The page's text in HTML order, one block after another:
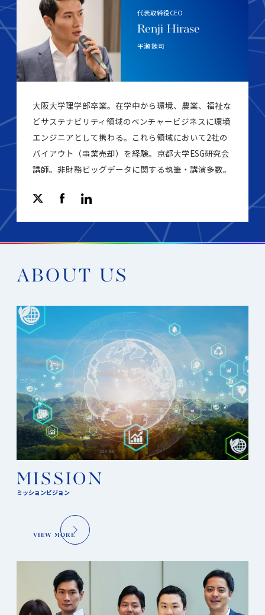
代表取締役CEO
Renji Hirase
平瀬 錬司
大阪大学理学部卒業。在学中から環境、農業、福祉な
どサステナビリティ領域のベンチャービジネスに環境
エンジニアとして携わる。これら領域において2社の
バイアウト（事業売却）を経験。京都大学ESG研究会
講師。非財務ビッグデータに関する執筆・講演多数。
ABOUT US
MISSION
ミッションビジョン
VIEW MORE